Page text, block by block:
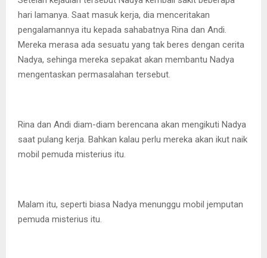
hari lamanya. Saat masuk kerja, dia menceritakan
pengalamannya itu kepada sahabatnya Rina dan Andi.
Mereka merasa ada sesuatu yang tak beres dengan cerita
Nadya, sehinga mereka sepakat akan membantu Nadya
mengentaskan permasalahan tersebut.
Rina dan Andi diam-diam berencana akan mengikuti Nadya
saat pulang kerja. Bahkan kalau perlu mereka akan ikut naik
mobil pemuda misterius itu.
Malam itu, seperti biasa Nadya menunggu mobil jemputan
pemuda misterius itu.